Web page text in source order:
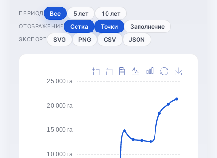
ПЕРИОД Все 5 лет 10 лет
ОТОБРАЖЕНИЕ Сетка Точки Заполнение
ЭКСПОРТ SVG PNG CSV JSON
10 000 га
15 000 га
20 000 га
25 000 га